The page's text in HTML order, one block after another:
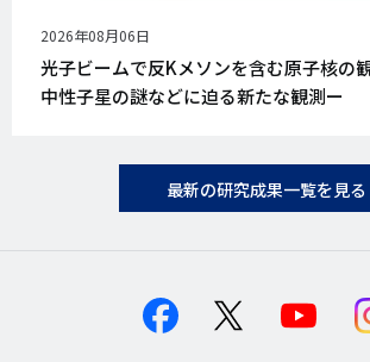
公
開
日
2026年08月06日
光子ビームで反Kメソンを含む原子核の
中性子星の謎などに迫る新たな観測ー
最新の研究成果一覧を見る